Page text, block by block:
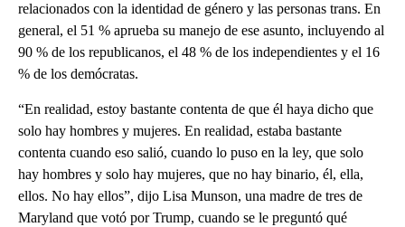
relacionados con la identidad de género y las personas trans. En
general, el 51 % aprueba su manejo de ese asunto, incluyendo al
90 % de los republicanos, el 48 % de los independientes y el 16
% de los demócratas.
“En realidad, estoy bastante contenta de que él haya dicho que
solo hay hombres y mujeres. En realidad, estaba bastante
contenta cuando eso salió, cuando lo puso en la ley, que solo
hay hombres y solo hay mujeres, que no hay binario, él, ella,
ellos. No hay ellos”, dijo Lisa Munson, una madre de tres de
Maryland que votó por Trump, cuando se le preguntó qué